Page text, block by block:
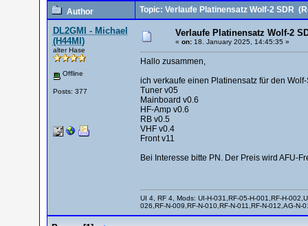
Author Topic: Verlaufe Platinensatz Wolf-2 SDR
DL2GMI - Michael
(H44MI)
alter Hase
Offline
Posts: 377
Verlaufe Platinensatz Wolf-2
« on:18. January 2025, 14:45:35 »
Hallo zusammen,
ich verkaufe einen Platinensatz für den
Tuner v05
Mainboard v0.6
HF-Amp v0.6
RB v0.5
VHF v0.4
Front v11
Bei Interesse bitte PN. Der Preis wird AFU-
UI 4, RF 4, Mods: UI-H-031,RF-05-H-001,RF-H-
026,RF-N-009,RF-N-010,RF-N-011,RF-N-012,AG-N-